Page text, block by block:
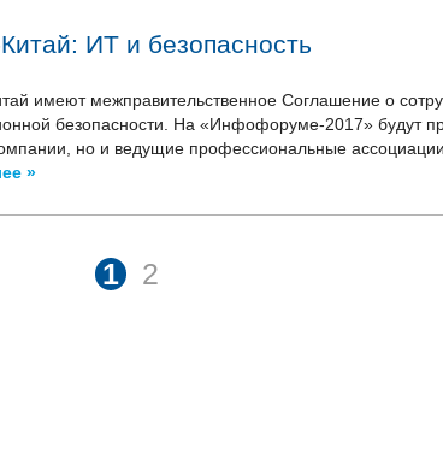
ИТ и безопасность
имеют межправительственное Соглашение о
безопасности. На «Инфофоруме-2017» будут
но и ведущие профессиональные
»
1 2